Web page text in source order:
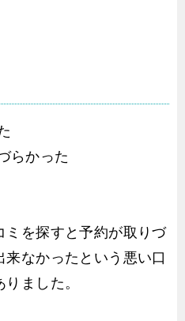
らかった
ミを探すと予約が取りづ
来なかったという悪い口
ました。